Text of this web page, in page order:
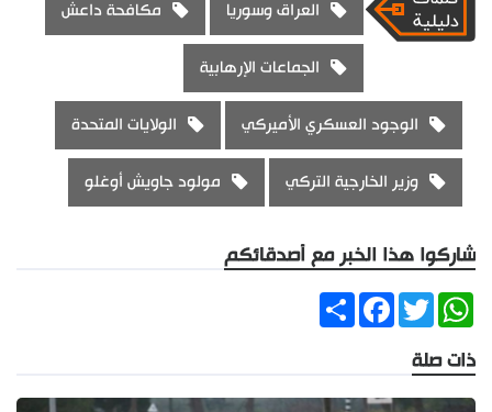
العراق وسوريا مكافحة داعش
الجماعات الإرهابية
الوجود العسكري الأميركي الولايات المتحدة
وزير الخارجية التركي مولود جاويش أوغلو
شاركوا هذا الخبر مع أصدقائكم
ShareFacebookTwitter
WhatsApp
ذات صلة